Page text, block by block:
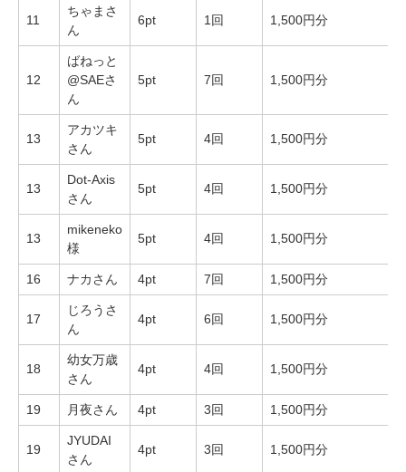
11
ちゃまさ
ん
6pt 1回 1,500円分
12
ばねっと
@SAEさ
ん
5pt 7回 1,500円分
13
アカツキ
さん
5pt 4回 1,500円分
13
Dot-Axis
さん
5pt 4回 1,500円分
13
mikeneko
様
5pt 4回 1,500円分
16 ナカさん 4pt 7回 1,500円分
17
じろうさ
ん
4pt 6回 1,500円分
18
幼女万歳
さん
4pt 4回 1,500円分
19 月夜さん 4pt 3回 1,500円分
19
JYUDAI
さん
4pt 3回 1,500円分